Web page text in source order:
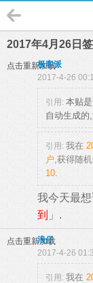
2017年4月26日
点击重新加载
极客派
2017-4-26
引用: 本贴
自动生成的
引用: 我在
户,获得随
10.
我今天最想
到 」.
点击重新加载
浪仔
2017-4-26
引用: 我在